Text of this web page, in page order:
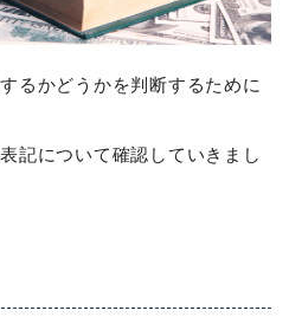
るかどうかを判断するために
記について確認していきまし